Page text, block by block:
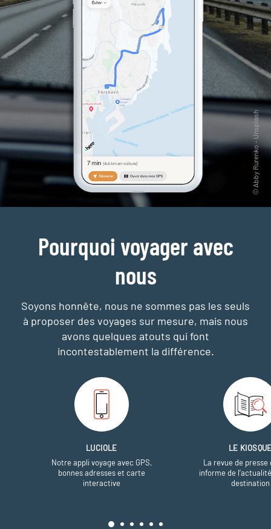
Pourquoi voyager avec
nous
Soyons honnête, nous ne sommes pas les seuls
à proposer des voyages sur mesure, mais nous
avons quelques atouts qui font
incontestablement la différence.
LUCIOLE
Notre appli voyage avec GPS,
bonnes adresses et carte
interactive
LE
La revue de presse
informe de
destination